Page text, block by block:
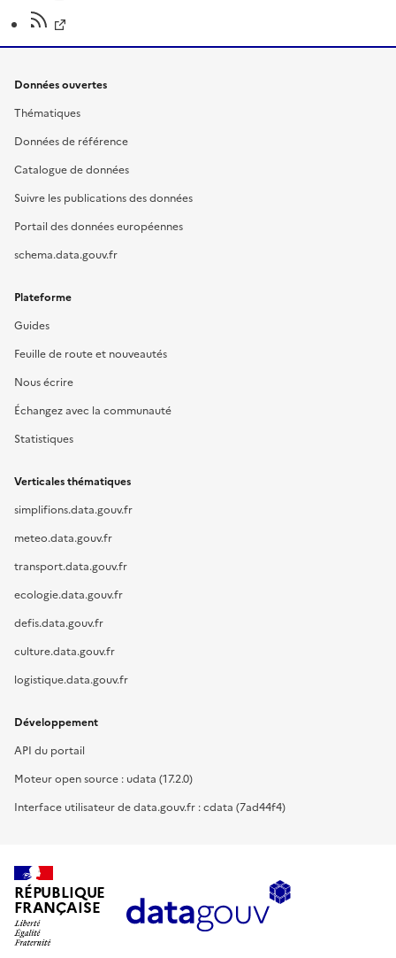
Données ouvertes
Thématiques
Données de référence
Catalogue de données
Suivre les publications des données
Portail des données européennes
schema.data.gouv.fr
Plateforme
Guides
Feuille de route et nouveautés
Nous écrire
Échangez avec la communauté
Statistiques
Verticales thématiques
simplifions.data.gouv.fr
meteo.data.gouv.fr
transport.data.gouv.fr
ecologie.data.gouv.fr
defis.data.gouv.fr
culture.data.gouv.fr
logistique.data.gouv.fr
Développement
API du portail
Moteur open source : udata (17.2.0)
Interface utilisateur de data.gouv.fr : cdata (7ad44f4)
RÉPUBLIQUE
FRANÇAISE